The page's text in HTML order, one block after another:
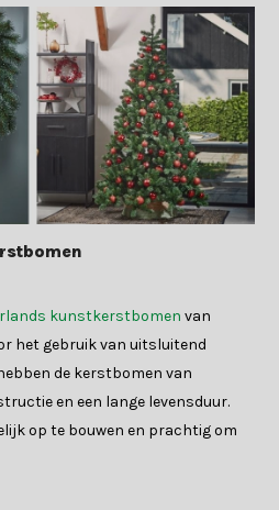
kunstkerstbomen van
het gebruik van uitsluitend
de kerstbomen van
en een lange levensduur.
op te bouwen en prachtig om